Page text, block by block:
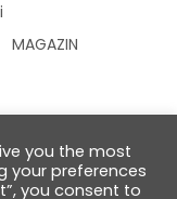
MAGAZIN
Living
you the most
your preferences
you consent to